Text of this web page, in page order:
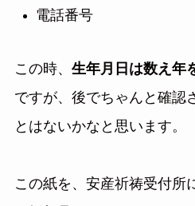
電話番号
この時、 生年月日は数え年
ですが、後でちゃんと確認
とはないかなと思います。
この紙を、安産祈祷受付所